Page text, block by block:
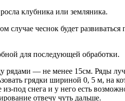
клубника или земляника.
чеснок будет
для последующей обработки.
— не менее 15см. Ряды
грядки шириной 0, 5 м, на
под снега и у него есть
отвечу чуть дальше.